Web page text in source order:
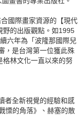
國際畫家資源的【現代
的出版觀點。如1995
六年為「波隆那國際兒
，是台灣第一位獲此殊
格林文化一直以來的努
者全新視覺的經驗和感
慄的角落》、赫塞的散